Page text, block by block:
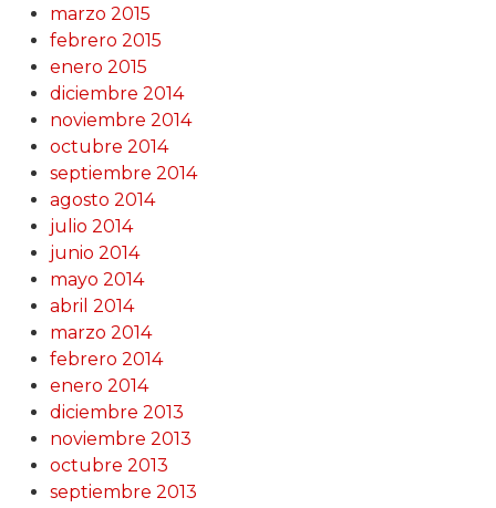
marzo 2015
febrero 2015
enero 2015
diciembre 2014
noviembre 2014
octubre 2014
septiembre 2014
agosto 2014
julio 2014
junio 2014
mayo 2014
abril 2014
marzo 2014
febrero 2014
enero 2014
diciembre 2013
noviembre 2013
octubre 2013
septiembre 2013